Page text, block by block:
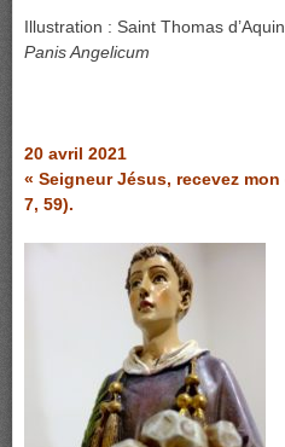
Illustration : Saint Thomas
Panis Angelicum
20 avril 2021
« Seigneur Jésus, recevez
7, 59).